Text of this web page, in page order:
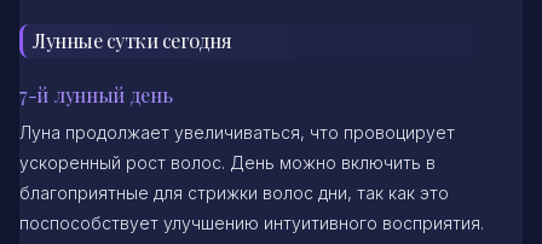
Лунные сутки сегодня
7-й лунный день
Луна продолжает увеличиваться, что провоцирует
ускоренный рост волос. День можно включить в
благоприятные для стрижки волос дни, так как это
поспособствует улучшению интуитивного восприятия.